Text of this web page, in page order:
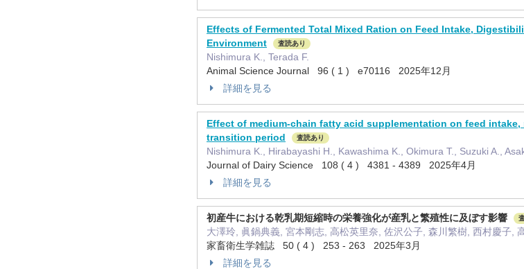
Effects of Fermented Total Mixed Ration on Feed Intake,
Environment
査読あり
Nishimura K., Terada F.
Animal Science Journal 96 ( 1 ) e70116 2025年12月
詳細を見る
Effect of medium-chain fatty acid supplementation on feed
transition period
査読あり
Nishimura K., Hirabayashi H., Kawashima K., Okimura T., Suzuki A.,
Journal of Dairy Science 108 ( 4 ) 4381 - 4389 2025年4月
詳細を見る
初産牛における乾乳期短縮時の栄養強化が産乳と繁殖性に及ぼす影響
大澤玲, 眞鍋典義, 宮本剛志, 高松英里奈, 佐沢公子, 森川繁樹, 西村慶子,
家畜衛生学雑誌 50 ( 4 ) 253 - 263 2025年3月
詳細を見る